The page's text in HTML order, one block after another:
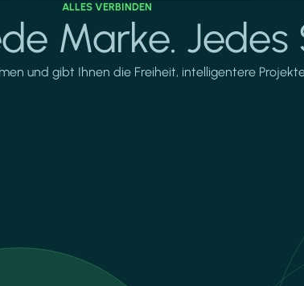
ALLES VERBINDEN
Marke. Jedes
und gibt Ihnen die Freiheit, intelligentere